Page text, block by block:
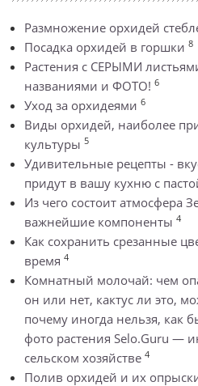
Размножение орхидей
Посадка орхидей в горшки 8
Растения с СЕРЫМИ
названиями и ФОТО! 6
Уход за орхидеями 6
Виды орхидей, наиболее
культуры 5
Удивительные рецепты -
придут в вашу кухню с
Из чего состоит атмосфера
важнейшие компоненты 4
Как сохранить срезанные
время 4
Комнатный молочай: чем
он или нет, кактус ли это,
почему иногда нельзя, как
фото растения Selo.Guru —
сельском хозяйстве 4
Полив орхидей и их